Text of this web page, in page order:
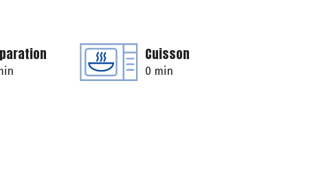
Cuisson
0 min